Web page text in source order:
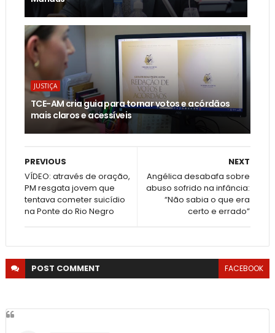
JUSTIÇA
TCE-AM cria guia para tornar votos e acórdãos
mais claros e acessíveis
NEXT
Angélica desabafa sobre
abuso sofrido na infância:
“Não sabia o que era
certo e errado”
PREVIOUS
VÍDEO: através de oração,
PM resgata jovem que
tentava cometer suicídio
na Ponte do Rio Negro
POST COMMENT FACEBOOK